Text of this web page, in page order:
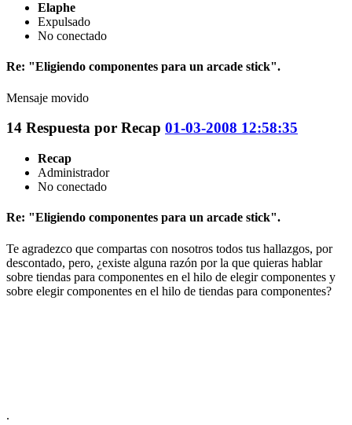
Elaphe
Expulsado
No conectado
Re: "Eligiendo componentes para un arcade stick".
Mensaje movido
14 Respuesta por Recap 01-03-2008 12:58:35
Recap
Administrador
No conectado
Re: "Eligiendo componentes para un arcade stick".
Te agradezco que compartas con nosotros todos tus hallazgos, por
descontado, pero, ¿existe alguna razón por la que quieras hablar
sobre tiendas para componentes en el hilo de elegir componentes y
sobre elegir componentes en el hilo de tiendas para componentes?
.